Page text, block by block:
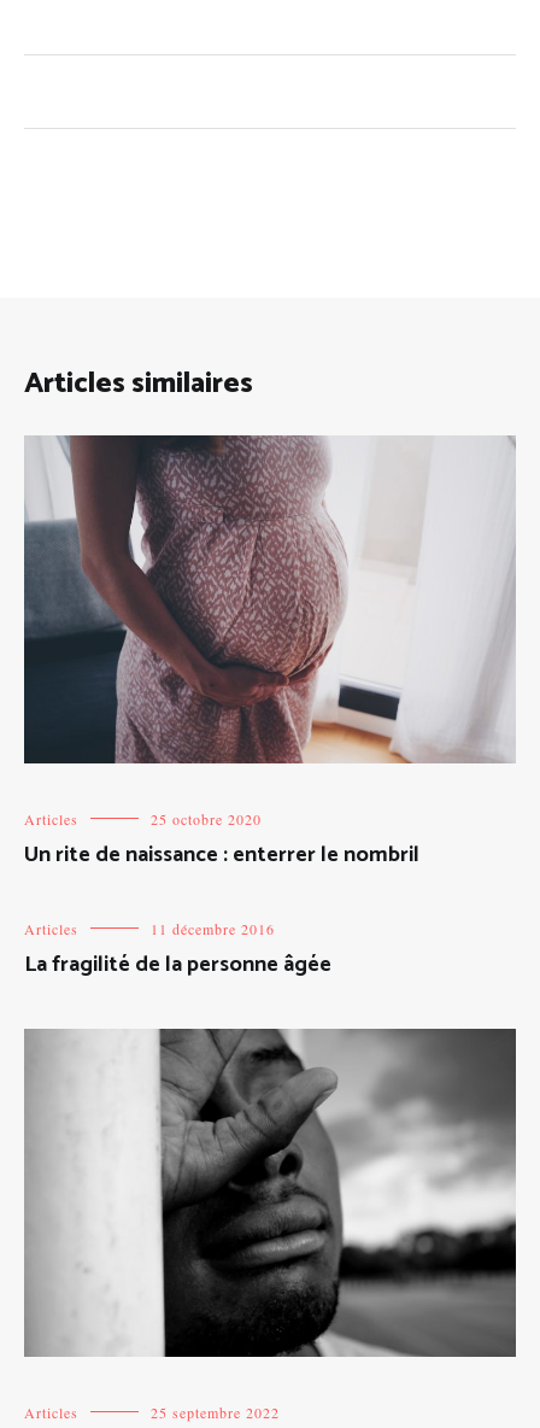
Articles similaires
Articles 25 octobre 2020
Un rite de naissance : enterrer le nombril
Articles 11 décembre 2016
La fragilité de la personne âgée
Articles 25 septembre 2022